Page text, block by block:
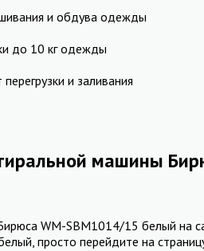
и обдува одежды
до 10 кг одежды
и заливания
машины
WM-SBM1014/15 белый на
просто перейдите на